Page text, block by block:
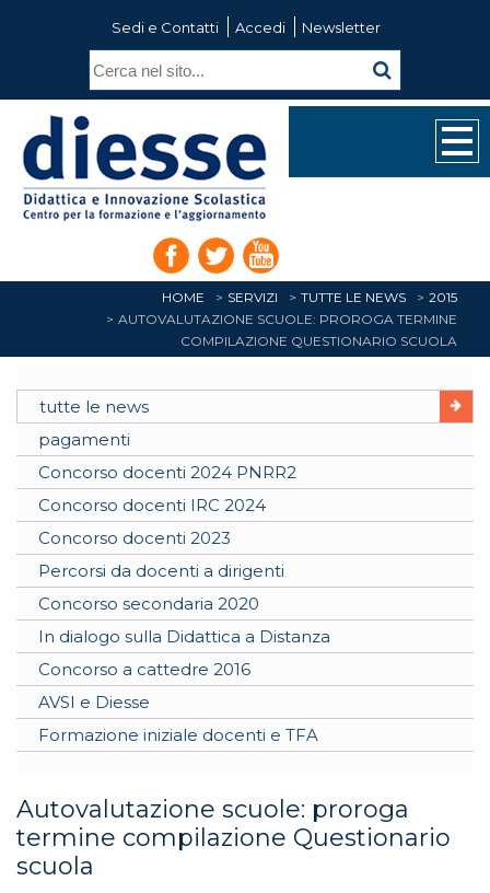
Sedi e Contatti Accedi Newsletter
HOME SERVIZI TUTTE LE NEWS
2015
AUTOVALUTAZIONE SCUOLE: PROROGA TERMINE
COMPILAZIONE QUESTIONARIO SCUOLA
tutte le news
pagamenti
Concorso docenti 2024 PNRR2
Concorso docenti IRC 2024
Concorso docenti 2023
Percorsi da docenti a dirigenti
Concorso secondaria 2020
In dialogo sulla Didattica a Distanza
Concorso a cattedre 2016
AVSI e Diesse
Formazione iniziale docenti e TFA
Autovalutazione scuole: proroga
termine compilazione Questionario
scuola